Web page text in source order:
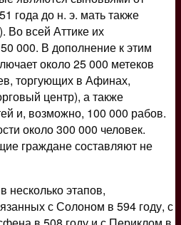
года до н. э. мать также
Во всей Аттике их
000. В дополнение к этим
около 25 000 метеков
торгующих в Афинах,
центр), а также
и, возможно, 100 000 рабов.
около 300 000 человек.
граждане составляют не
несколько этапов,
с Солоном в 594 году, с